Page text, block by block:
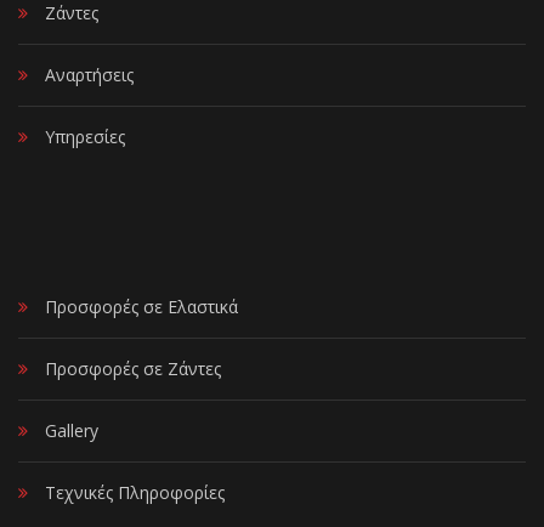
Ζάντες
Αναρτήσεις
Υπηρεσίες
Προσφορές σε Ελαστικά
Προσφορές σε Ζάντες
Gallery
Τεχνικές Πληροφορίες